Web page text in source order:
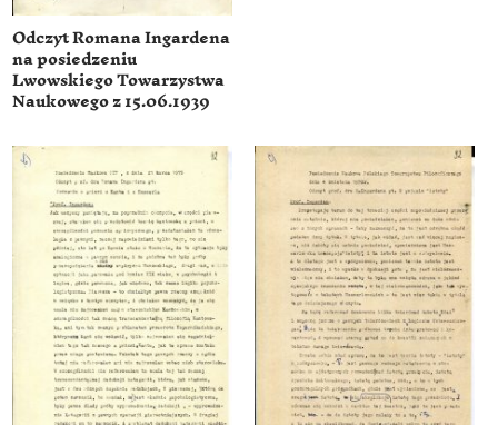
Odczyt Romana Ingardena
na posiedzeniu
Lwowskiego Towarzystwa
Naukowego z 15.06.1939